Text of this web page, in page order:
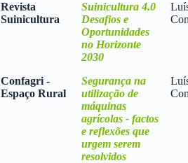
Revista
Suinicultura
Suinicultura 4.0
Desafios e
Oportunidades
no Horizonte
2030
Confagri -
Espaço Rural
Segurança na
utilização de
máquinas
agrícolas - factos
e reflexões que
urgem serem
resolvidos